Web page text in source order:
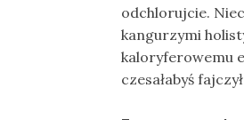
odchlorujcie.
kangurzymi
kaloryferowemu
czesałabyś